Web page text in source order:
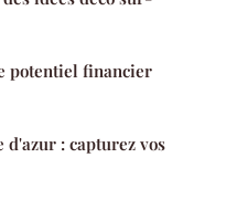
potentiel financier
d'azur : capturez vos